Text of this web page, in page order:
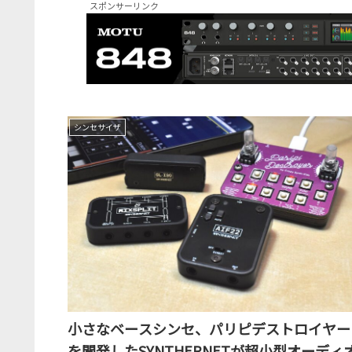
スポンサーリンク
シンセサイザ
小さなベースシンセ、パリピデストロイヤー